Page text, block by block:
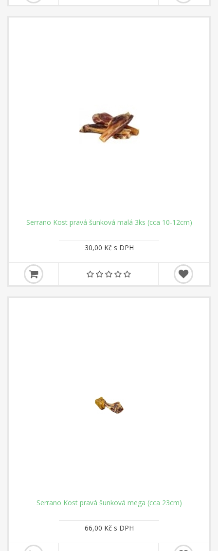
Serrano Kost pravá šunková malá 3ks (cca 10-12cm)
30,00 Kč s DPH
Serrano Kost pravá šunková mega (cca 23cm)
66,00 Kč s DPH